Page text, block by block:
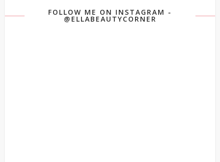
FOLLOW ME ON INSTAGRAM -
@ELLABEAUTYCORNER